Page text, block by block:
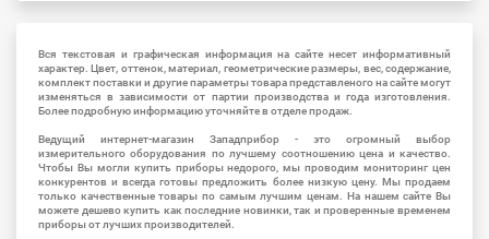
Вся текстовая и графическая информация на сайте несет информативный
характер. Цвет, оттенок, материал, геометрические размеры, вес, содержание,
комплект поставки и другие параметры товара представленого на сайте могут
изменяться в зависимости от партии производства и года изготовления.
Более подробную информацию уточняйте в отделе продаж.
Ведущий интернет-магазин Западприбор - это огромный выбор
измерительного оборудования по лучшему соотношению цена и качество.
Чтобы Вы могли купить приборы недорого, мы проводим мониторинг цен
конкурентов и всегда готовы предложить более низкую цену. Мы продаем
только качественные товары по самым лучшим ценам. На нашем сайте Вы
можете дешево купить как последние новинки, так и проверенные временем
приборы от лучших производителей.